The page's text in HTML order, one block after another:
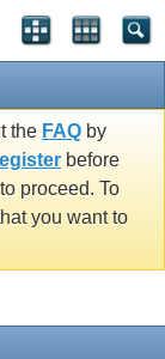
the FAQ by
before
proceed. To
you want to